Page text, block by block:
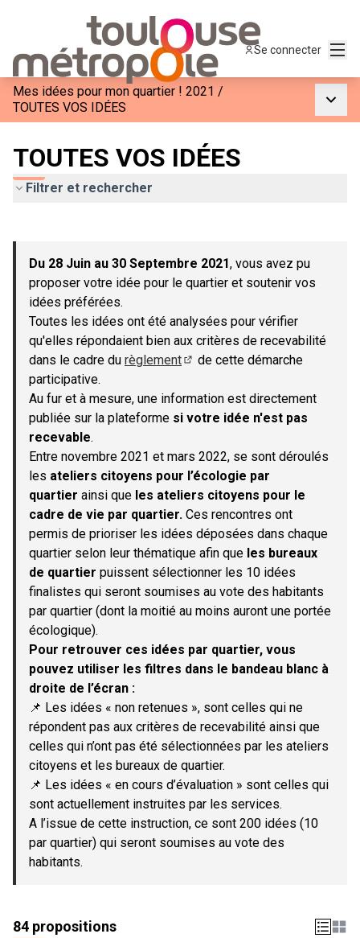
Se connecter
Mes idées pour mon quartier ! 2021 /
TOUTES VOS IDÉES
TOUTES VOS IDÉES
Filtrer et rechercher
−
Du 28 Juin au 30 Septembre 2021, vous avez pu
proposer votre idée pour le quartier et soutenir vos
idées préférées.
Toutes les idées ont été analysées pour vérifier
qu'elles répondaient bien aux critères de recevabilité
dans le cadre du règlement
de cette démarche
participative.
Au fur et à mesure, une information est directement
publiée sur la plateforme si votre idée n'est pas
recevable.
Entre novembre 2021 et mars 2022, se sont déroulés
les ateliers citoyens pour l’écologie par
quartier ainsi que les ateliers citoyens pour le
cadre de vie par quartier. Ces rencontres ont
permis de prioriser les idées déposées dans chaque
quartier selon leur thématique afin que les bureaux
de quartier puissent sélectionner les 10 idées
finalistes qui seront soumises au vote des habitants
par quartier (dont la moitié au moins auront une portée
écologique).
Pour retrouver ces idées par quartier, vous
pouvez utiliser les filtres dans le bandeau blanc à
droite de l’écran :
📌 Les idées « non retenues », sont celles qui ne
répondent pas aux critères de recevabilité ainsi que
celles qui n’ont pas été sélectionnées par les ateliers
citoyens et les bureaux de quartier.
📌 Les idées « en cours d’évaluation » sont celles qui
sont actuellement instruites par les services.
A l’issue de cette instruction, ce sont 200 idées (10
par quartier) qui seront soumises au vote des
habitants.
84 propositions